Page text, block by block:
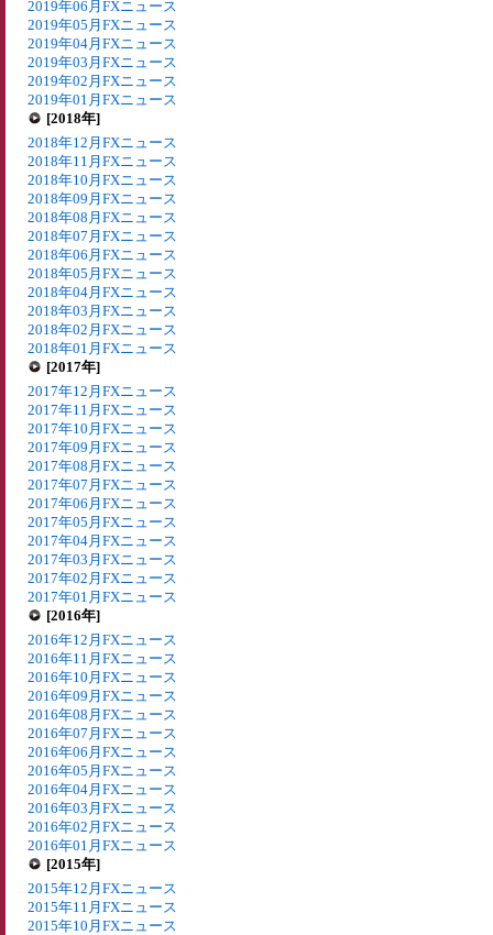
2019年06月FXニュース
2019年05月FXニュース
2019年04月FXニュース
2019年03月FXニュース
2019年02月FXニュース
2019年01月FXニュース
[2018年]
2018年12月FXニュース
2018年11月FXニュース
2018年10月FXニュース
2018年09月FXニュース
2018年08月FXニュース
2018年07月FXニュース
2018年06月FXニュース
2018年05月FXニュース
2018年04月FXニュース
2018年03月FXニュース
2018年02月FXニュース
2018年01月FXニュース
[2017年]
2017年12月FXニュース
2017年11月FXニュース
2017年10月FXニュース
2017年09月FXニュース
2017年08月FXニュース
2017年07月FXニュース
2017年06月FXニュース
2017年05月FXニュース
2017年04月FXニュース
2017年03月FXニュース
2017年02月FXニュース
2017年01月FXニュース
[2016年]
2016年12月FXニュース
2016年11月FXニュース
2016年10月FXニュース
2016年09月FXニュース
2016年08月FXニュース
2016年07月FXニュース
2016年06月FXニュース
2016年05月FXニュース
2016年04月FXニュース
2016年03月FXニュース
2016年02月FXニュース
2016年01月FXニュース
[2015年]
2015年12月FXニュース
2015年11月FXニュース
2015年10月FXニュース